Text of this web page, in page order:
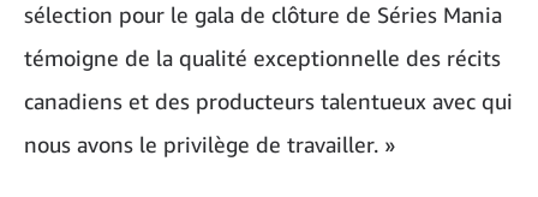
sélection pour le gala de clôture de Séries Mania
témoigne de la qualité exceptionnelle des récits
canadiens et des producteurs talentueux avec qui
nous avons le privilège de travailler. »